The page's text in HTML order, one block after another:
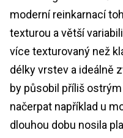
moderní reinkarnací
texturou a větší
více texturovaný než
délky vrstev a ideálně
by působil příliš
načerpat například u
dlouhou dobu nosila